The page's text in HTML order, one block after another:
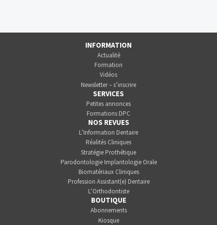
INFORMATION
Actualité
Formation
Vidéos
Newsletter – s’inscrire
SERVICES
Petites annonces
Formations DPC
NOS REVUES
L’Information Dentaire
Réalités Cliniques
Stratégie Prothétique
Parodontologie Implantologie Orale
Biomatériaux Cliniques
Profession Assistant(e) Dentaire
L’Orthodontiste
BOUTIQUE
Abonnements
Kiosque